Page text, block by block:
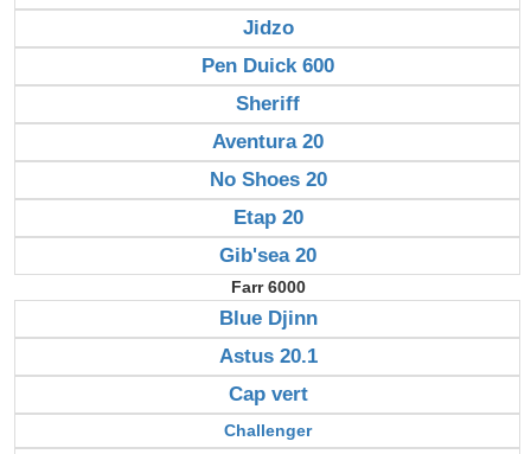
Jidzo
Pen Duick 600
Sheriff
Aventura 20
No Shoes 20
Etap 20
Gib'sea 20
Farr 6000
Blue Djinn
Astus 20.1
Cap vert
Challenger